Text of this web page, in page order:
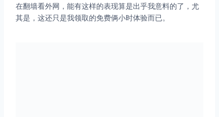
在翻墙看外网，能有这样的表现算是出乎我意料的了，尤
其是，这还只是我领取的免费俩小时体验而已。